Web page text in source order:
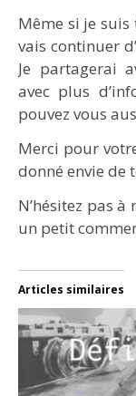
Même si je
vais continuer
Je partagerai
avec plus
pouvez vous
Merci pour
donné envie de
N’hésitez pas
un petit
Articles similaires